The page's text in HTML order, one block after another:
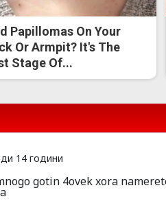
Papillomas On Your
Or Armpit? It's The
Stage Of...
14 години
gotin 4ovek xora